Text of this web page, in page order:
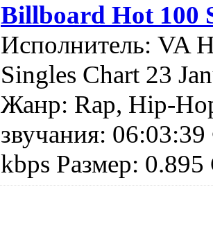
Billboard Hot 100
Исполнитель: VA
Singles Chart 23
Жанр: Rap, Hip-
звучания:
kbps Размер: 0.895